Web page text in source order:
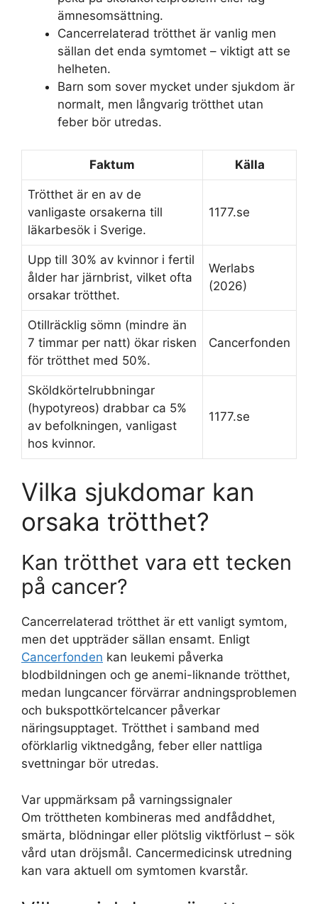
ämnesomsättning.
Cancerrelaterad trötthet är vanlig men
sällan det enda symtomet – viktigt att se
helheten.
Barn som sover mycket under sjukdom är
normalt, men långvarig trötthet utan
feber bör utredas.
Faktum Källa
Trötthet är en av de
vanligaste orsakerna till
läkarbesök i Sverige.
1177.se
Upp till 30% av kvinnor i fertil
ålder har järnbrist, vilket ofta
orsakar trötthet.
Werlabs
(2026)
Otillräcklig sömn (mindre än
7 timmar per natt) ökar risken
för trötthet med 50%.
Cancerfonden
Sköldkörtelrubbningar
(hypotyreos) drabbar ca 5%
av befolkningen, vanligast
hos kvinnor.
1177.se
Vilka sjukdomar kan
orsaka trötthet?
Kan trötthet vara ett tecken
på cancer?
Cancerrelaterad trötthet är ett vanligt symtom,
men det uppträder sällan ensamt. Enligt
Cancerfonden kan leukemi påverka
blodbildningen och ge anemi-liknande trötthet,
medan lungcancer förvärrar andningsproblemen
och bukspottkörtelcancer påverkar
näringsupptaget. Trötthet i samband med
oförklarlig viktnedgång, feber eller nattliga
svettningar bör utredas.
Var uppmärksam på varningssignaler
Om tröttheten kombineras med andfåddhet,
smärta, blödningar eller plötslig viktförlust – sök
vård utan dröjsmål. Cancermedicinsk utredning
kan vara aktuell om symtomen kvarstår.